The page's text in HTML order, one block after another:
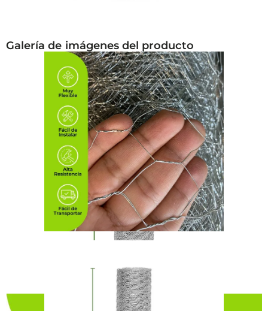
Galería de imágenes del producto